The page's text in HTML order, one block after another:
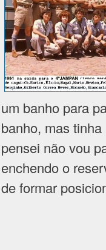
um banho para
banho, mas
pensei não vou
enchendo o
de formar